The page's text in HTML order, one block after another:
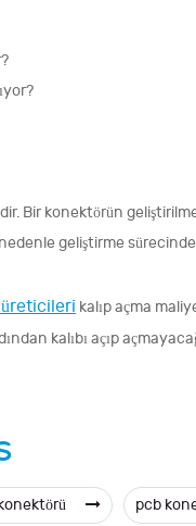
Bir konektörün
geliştirme
kalıp açma
kalıbı açıp
pcb